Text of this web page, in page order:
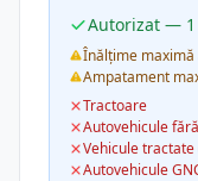
Autorizat —
Înălțime maximă
Ampatament
Tractoare
Autovehicule
Vehicule
Autovehicule